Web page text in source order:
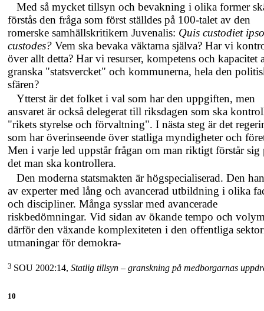
Med så mycket tillsyn och bevakning i olika former
förstås den fråga som först ställdes på 100-talet av den
romerske samhällskritikern Juvenalis: Quis custodiet
custodes? Vem ska bevaka väktarna själva? Har vi
över allt detta? Har vi resurser, kompetens och kapacitet
granska "statsvercket" och kommunerna, hela den
sfären?
Ytterst är det folket i val som har den uppgiften, men
ansvaret är också delegerat till riksdagen som ska
"rikets styrelse och förvaltning". I nästa steg är det
som har överinseende över statliga myndigheter och
Men i varje led uppstår frågan om man riktigt förstår sig
det man ska kontrollera.
Den moderna statsmakten är högspecialiserad. Den
av experter med lång och avancerad utbildning i olika
och discipliner. Många sysslar med avancerade
riskbedömningar. Vid sidan av ökande tempo och
därför den växande komplexiteten i den offentliga
utmaningar för demokra-
3 SOU 2002:14, Statlig tillsyn – granskning på medborgarnas
10